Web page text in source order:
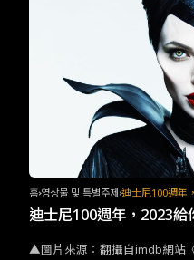
都市白領的女主角張曉在車禍
間，靈魂進入到一位名為「馬
在四阿哥（吳奇隆 飾演）、八
弘 飾演）和十四阿哥（林更新
故事，最後抱著遺憾回到現代
心》播出十週年！當年最虐心
開，不管妳在哪裡，我都會去
允許你不許死，你不許死！」
曦心中沒有皇帝，只有拿去我
홈 영상물 및 특별주제 迪士尼100週年
迪士尼100週年，2023給
▲圖片來源：翻攝自imdb網站